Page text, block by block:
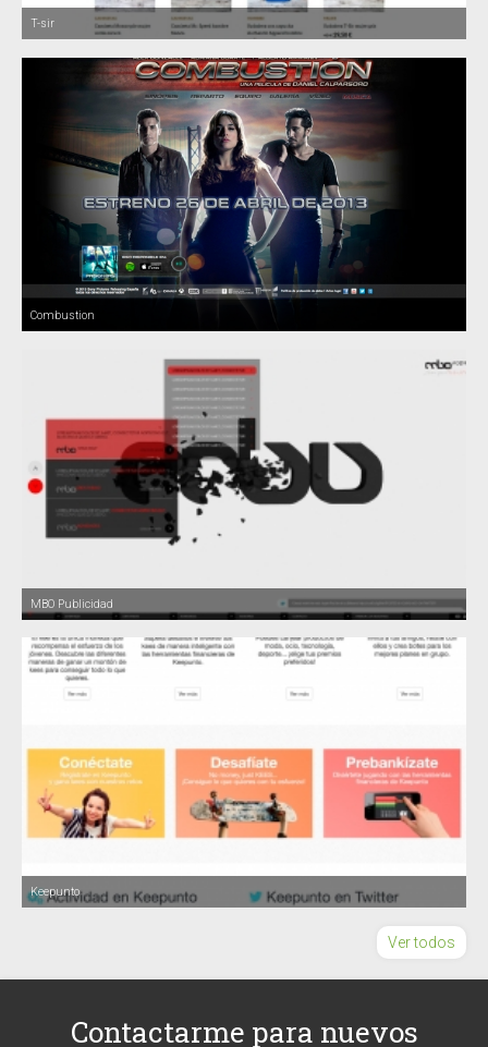
T-sir
Combustion
MBO Publicidad
Keepunto
Ver todos
Contactarme para nuevos